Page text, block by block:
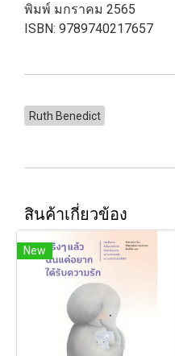
พิมพ์ มกราคม 2565
ISBN: 9789740217657
Ruth Benedict
สินค้าเกี่ยวข้อง
New